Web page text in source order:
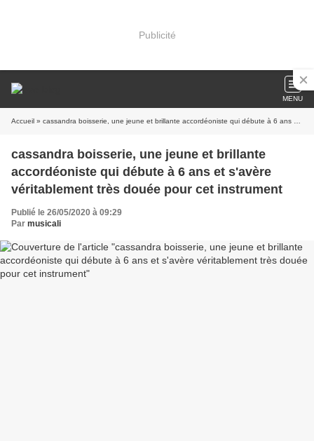
Publicité
MENU
Accueil » cassandra boisserie, une jeune et brillante accordéoniste qui débute à 6 ans et s'avère véritablement très douée pour cet instrument
cassandra boisserie, une jeune et brillante
accordéoniste qui débute à 6 ans et s'avère
véritablement très douée pour cet instrument
Publié le 26/05/2020 à 09:29
Par musicali